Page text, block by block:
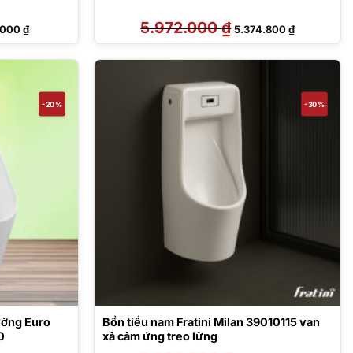
₫Giá
hiện
tại
2.799.000 ₫.
5.972.000₫ Giá
gốc
là:
5.374.800₫Giá
hiện
tại
5.374.800
-20%
Euro
-30%
Bồn tiểu nam Fratini Milan 39010115 van
xả cảm ứng treo lửng